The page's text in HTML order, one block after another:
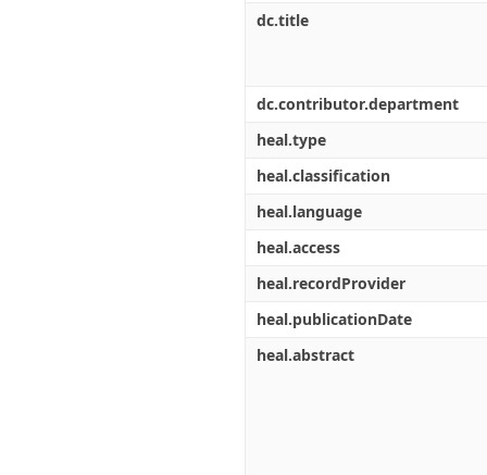
dc.title
dc.contributor.department
heal.type
heal.classification
heal.language
heal.access
heal.recordProvider
heal.publicationDate
heal.abstract